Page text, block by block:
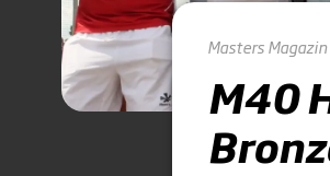
MastersMagazin
M40